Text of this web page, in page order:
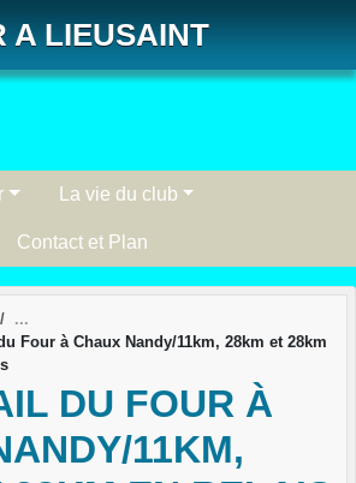
A LIEUSAINT
La vie du club
Contact et Plan
Four à Chaux Nandy/11km, 28km et 28km
DU FOUR À
11KM,